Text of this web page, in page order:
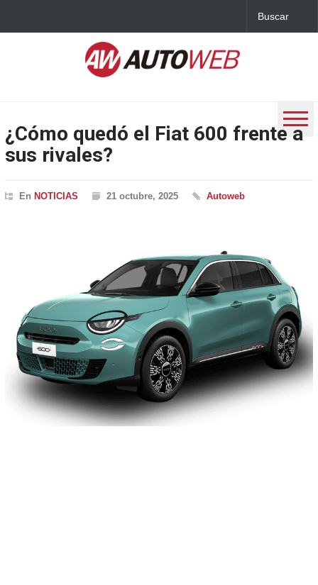
¿Cómo quedó el Fiat 600 frente a
sus rivales?
En NOTICIAS 21 octubre, 2025 Autoweb